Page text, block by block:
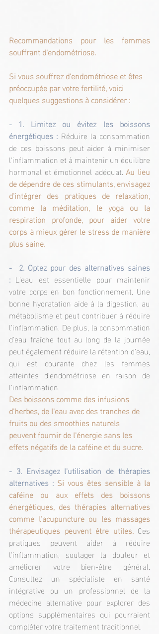
Recommandations pour les femmes
souffrant d'endométriose.
Si vous souffrez d'endométriose et êtes
préoccupée par votre fertilité, voici
quelques suggestions à considérer :
- 1. Limitez ou évitez les boissons
énergétiques : Réduire la consommation
de ces boissons peut aider à minimiser
l'inflammation et à maintenir un équilibre
hormonal et émotionnel adéquat. Au lieu
de dépendre de ces stimulants, envisagez
d'intégrer des pratiques de relaxation,
comme la méditation, le yoga ou la
respiration profonde, pour aider votre
corps à mieux gérer le stress de manière
plus saine.
-  2. Optez pour des alternatives saines
: L'eau est essentielle pour maintenir
votre corps en bon fonctionnement. Une
bonne hydratation aide à la digestion, au
métabolisme et peut contribuer à réduire
l'inflammation. De plus, la consommation
d'eau fraîche tout au long de la journée
peut également réduire la rétention d'eau,
qui est courante chez les femmes
atteintes d'endométriose en raison de
l'inflammation.
Des boissons comme des infusions
d'herbes, de l'eau avec des tranches de
fruits ou des smoothies naturels
peuvent fournir de l'énergie sans les
effets négatifs de la caféine et du sucre.
- 3. Envisagez l'utilisation de thérapies
alternatives : Si vous êtes sensible à la
caféine ou aux effets des boissons
énergétiques, des thérapies alternatives
comme l'acupuncture ou les massages
thérapeutiques peuvent être utiles. Ces
pratiques peuvent aider à réduire
l'inflammation, soulager la douleur et
améliorer votre bien-être général.
Consultez un spécialiste en santé
intégrative ou un professionnel de la
médecine alternative pour explorer des
options supplémentaires qui pourraient
compléter votre traitement traditionnel.